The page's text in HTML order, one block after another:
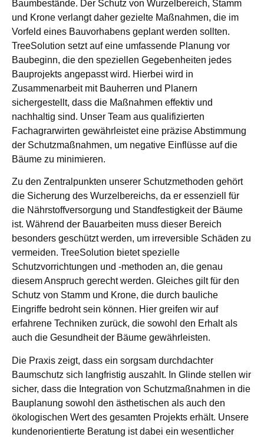
Baumbestände. Der Schutz von Wurzelbereich, Stamm
und Krone verlangt daher gezielte Maßnahmen, die im
Vorfeld eines Bauvorhabens geplant werden sollten.
TreeSolution setzt auf eine umfassende Planung vor
Baubeginn, die den speziellen Gegebenheiten jedes
Bauprojekts angepasst wird. Hierbei wird in
Zusammenarbeit mit Bauherren und Planern
sichergestellt, dass die Maßnahmen effektiv und
nachhaltig sind. Unser Team aus qualifizierten
Fachagrarwirten gewährleistet eine präzise Abstimmung
der Schutzmaßnahmen, um negative Einflüsse auf die
Bäume zu minimieren.
Zu den Zentralpunkten unserer Schutzmethoden gehört
die Sicherung des Wurzelbereichs, da er essenziell für
die Nährstoffversorgung und Standfestigkeit der Bäume
ist. Während der Bauarbeiten muss dieser Bereich
besonders geschützt werden, um irreversible Schäden zu
vermeiden. TreeSolution bietet spezielle
Schutzvorrichtungen und -methoden an, die genau
diesem Anspruch gerecht werden. Gleiches gilt für den
Schutz von Stamm und Krone, die durch bauliche
Eingriffe bedroht sein können. Hier greifen wir auf
erfahrene Techniken zurück, die sowohl den Erhalt als
auch die Gesundheit der Bäume gewährleisten.
Die Praxis zeigt, dass ein sorgsam durchdachter
Baumschutz sich langfristig auszahlt. In Glinde stellen wir
sicher, dass die Integration von Schutzmaßnahmen in die
Bauplanung sowohl den ästhetischen als auch den
ökologischen Wert des gesamten Projekts erhält. Unsere
kundenorientierte Beratung ist dabei ein wesentlicher